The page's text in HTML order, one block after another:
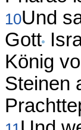
10Und
Gott
König
Steinen